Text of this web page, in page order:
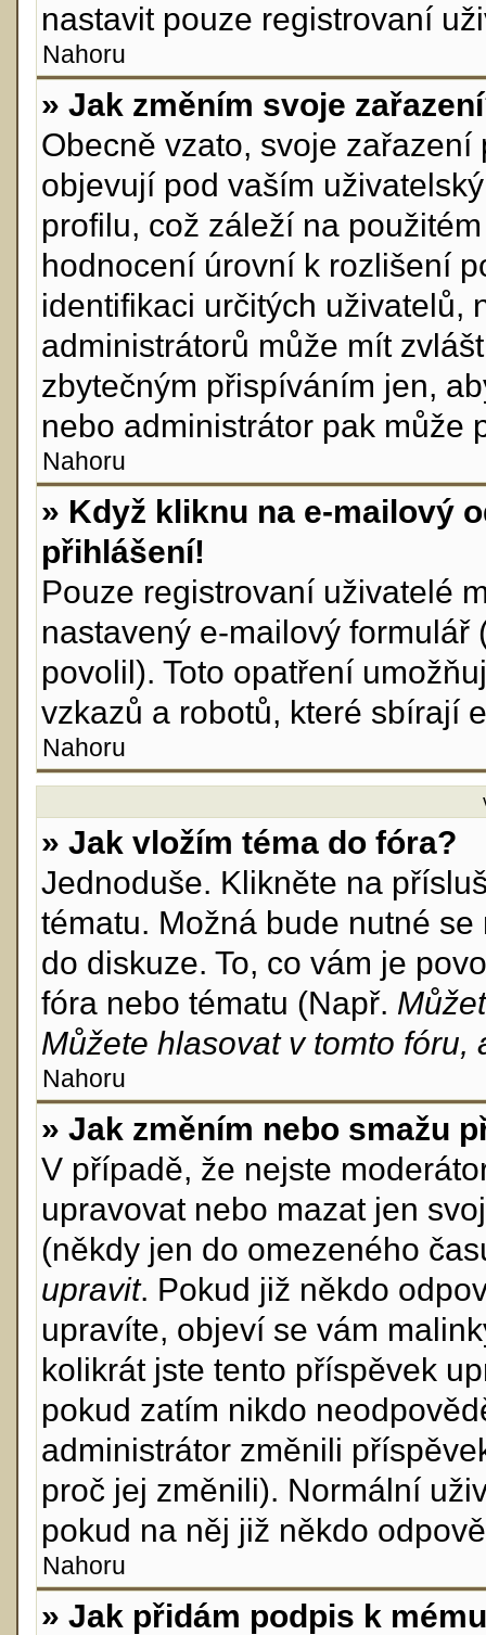
nastavit pouze registrovaní
Nahoru
» Jak změním svoje
Obecně vzato, svoje
objevují pod vaším
profilu, což záleží na
hodnocení úrovní k rozlišení
identifikaci určitých uživatelů,
administrátorů může mít
zbytečným přispíváním jen,
nebo administrátor pak může
Nahoru
» Když kliknu na e-mailový
přihlášení!
Pouze registrovaní uživatelé
nastavený e-mailový
povolil). Toto opatření
vzkazů a robotů, které sbírají
Nahoru
» Jak vložím téma do fóra?
Jednoduše. Klikněte na
tématu. Možná bude nutné
do diskuze. To, co vám je
fóra nebo tématu (Např.
Můžete hlasovat v tomto fóru,
Nahoru
» Jak změním nebo smažu
V případě, že nejste
upravovat nebo mazat jen
(někdy jen do omezeného
upravit. Pokud již někdo
upravíte, objeví se vám
kolikrát jste tento příspěvek
pokud zatím nikdo
administrátor změnili
proč jej změnili). Normální
pokud na něj již někdo
Nahoru
» Jak přidám podpis k